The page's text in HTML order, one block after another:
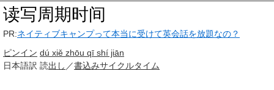
读写周期时间
PR:ネイティブキャンプって本当に受けて英会話を放題なの？
ピンイン dú xiě zhōu qī shí jiān
日本語訳 読出し ／書込みサイクルタイム